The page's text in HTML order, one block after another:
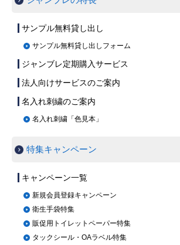
サンプル無料貸し出し
サンプル無料貸し出しフォーム
ジャンブレ定期購入サービス
法人向けサービスのご案内
名入れ刺繍のご案内
名入れ刺繍「色見本」
特集キャンペーン
キャンペーン一覧
新規会員登録キャンペーン
衛生手袋特集
販促用トイレットペーパー特集
タックシール・OAラベル特集